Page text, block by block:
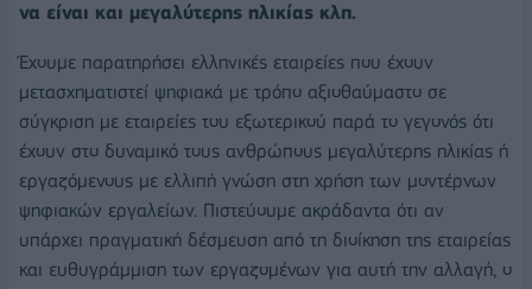
να είναι και μεγαλύτερης ηλικίας κλπ.
Έχουμε παρατηρήσει ελληνικές εταιρείες που έχουν
μετασχηματιστεί ψηφιακά με τρόπο αξιοθαύμαστο σε
σύγκριση με εταιρείες του εξωτερικού παρά το γεγονός ότι
έχουν στο δυναμικό τους ανθρώπους μεγαλύτερης ηλικίας ή
εργαζόμενους με ελλιπή γνώση στη χρήση των μοντέρνων
ψηφιακών εργαλείων. Πιστεύουμε ακράδαντα ότι αν
υπάρχει πραγματική δέσμευση από τη διοίκηση της εταιρείας
και ευθυγράμμιση των εργαζομένων για αυτή την αλλαγή, ο